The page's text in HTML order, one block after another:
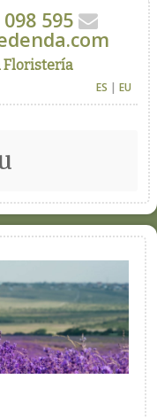
595
Floristería
ES | EU